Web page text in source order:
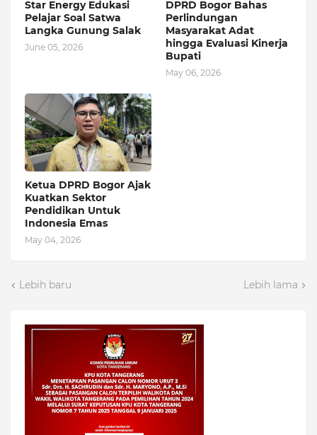
Star Energy Edukasi
Pelajar Soal Satwa
Langka Gunung Salak
June 05, 2026
DPRD Bogor Bahas
Perlindungan
Masyarakat Adat
hingga Evaluasi Kinerja
Bupati
May 06, 2026
Ketua DPRD Bogor Ajak
Kuatkan Sektor
Pendidikan Untuk
Indonesia Emas
May 04, 2026
Lebih baru Lebih lama